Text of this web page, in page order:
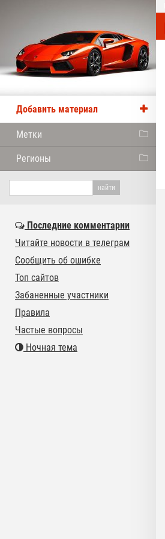
Добавить материал
Метки
Регионы
Последние комментарии
Читайте новости в телеграм
Сообщить об ошибке
Топ сайтов
Забаненные участники
Правила
Частые вопросы
Ночная тема